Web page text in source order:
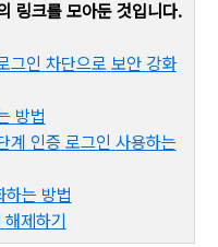
링크를 모아둔 것입니다.
그인 차단으로 보안 강화
방법
계 인증 로그인 사용하는
하는 방법
해제하기